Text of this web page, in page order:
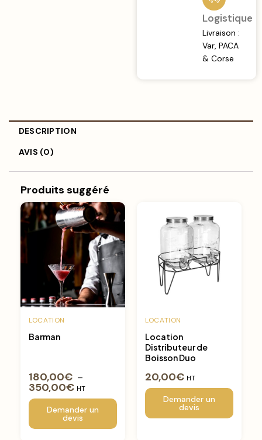
Logistique
Livraison :
Var, PACA
& Corse
DESCRIPTION
AVIS (0)
Produits suggéré
LOCATION
Barman
180,00€ –
350,00€ HT
Demander un
devis
LOCATION
Location
Distributeur de
Boisson Duo
20,00€ HT
Demander un
devis